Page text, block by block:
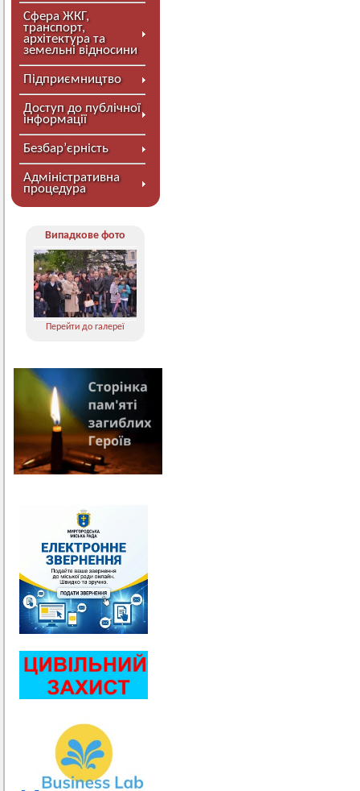
Сфера ЖКГ,
транспорт,
архітектура та
земельні відносини
Підприємництво
Доступ до публічної
інформації
Безбар’єрність
Адміністративна
процедура
Випадкове фото
Перейти до галереї